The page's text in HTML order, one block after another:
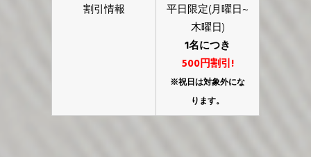
割引情報
平日限定(月曜日~
木曜日)
1名につき
500円割引!
※祝日は対象外にな
ります。